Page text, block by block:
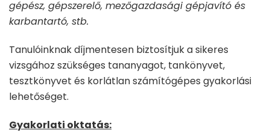
gépész, gépszerelő, mezőgazdasági gépjavító és
karbantartó, stb.
Tanulóinknak díjmentesen biztosítjuk a sikeres
vizsgához szükséges tananyagot, tankönyvet,
tesztkönyvet és korlátlan számítógépes gyakorlási
lehetőséget.
Gyakorlati oktatás: